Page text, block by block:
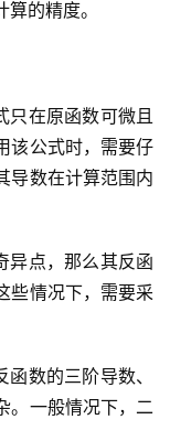
的精度。
只在原函数可微且
该公式时，需要仔
导数在计算范围内
异点，那么其反函
些情况下，需要采
数的三阶导数、
。一般情况下，二